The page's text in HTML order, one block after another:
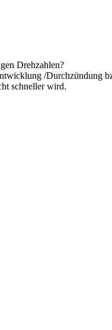
Drehzahlen?
/
schneller wird.